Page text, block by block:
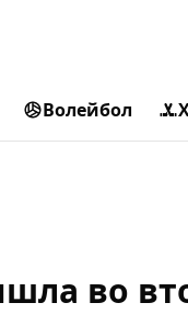
Волейбол
во